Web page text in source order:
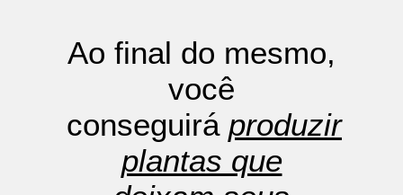
Ao final do mesmo,
você
conseguirá produzir
plantas que